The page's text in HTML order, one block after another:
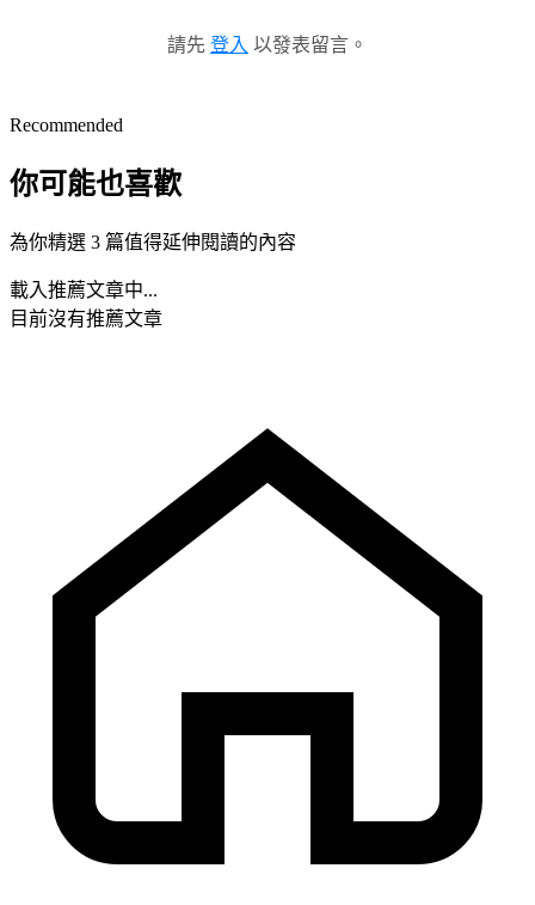
請先 登入 以發表留言。
Recommended
你可能也喜歡
為你精選 3 篇值得延伸閱讀的內容
載入推薦文章中...
目前沒有推薦文章